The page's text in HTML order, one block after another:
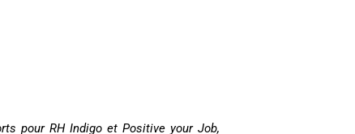
pourRH Indigo etPositive your Job,